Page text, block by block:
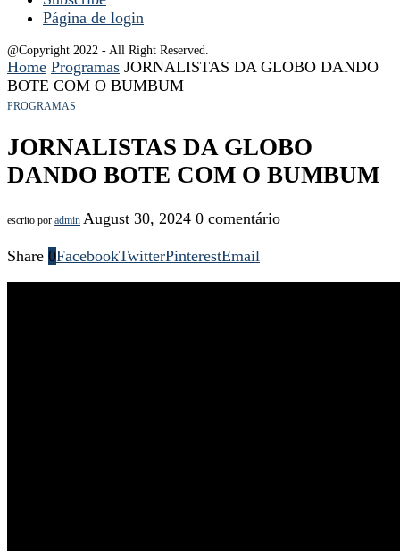
Página de login
@Copyright 2022 - All Right Reserved.
Home Programas JORNALISTAS DA GLOBO DANDO
BOTE COM O BUMBUM
PROGRAMAS
JORNALISTAS DA GLOBO
DANDO BOTE COM O BUMBUM
escrito por admin August 30, 2024 0 comentário
Share 0FacebookTwitterPinterestEmail